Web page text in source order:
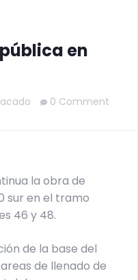
en
0 Comment
la obra de
sur en el tramo
46 y 48.
de la base del
de llenado de